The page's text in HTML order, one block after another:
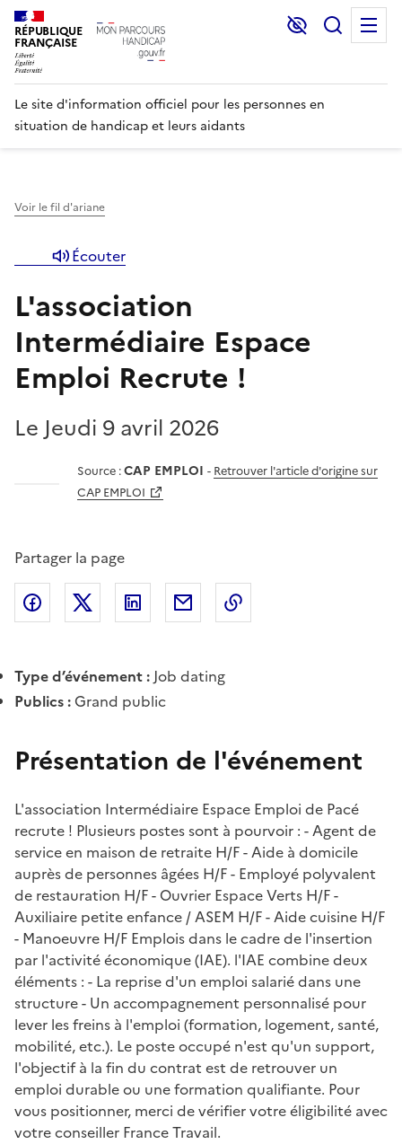
RÉPUBLIQUE
FRANÇAISE
Lecture et
Le site d'information officiel pour les personnes en
situation de handicap et leurs aidants
Voir le fil d'ariane
Écouter
L'association
Intermédiaire Espace
Emploi Recrute !
Le Jeudi 9 avril 2026
Source :CAP EMPLOI - Retrouver l'article d'origine sur
CAP EMPLOI
Partager la page
Partager l'article surFacebook
Partager l'article sur X (anciennement
Partager l'article sur
Partager l'article par courriel
Type d’événement : Job dating
Publics :Grand public
Présentation de l'événement
L'association Intermédiaire Espace Emploi de Pacé
recrute ! Plusieurs postes sont à pourvoir : - Agent de
service en maison de retraite H/F - Aide à domicile
auprès de personnes âgées H/F - Employé polyvalent
de restauration H/F - Ouvrier Espace Verts H/F -
Auxiliaire petite enfance / ASEM H/F - Aide cuisine H/F
- Manoeuvre H/F Emplois dans le cadre de l'insertion
par l'activité économique (IAE). l'IAE combine deux
éléments : - La reprise d'un emploi salarié dans une
structure - Un accompagnement personnalisé pour
lever les freins à l'emploi (formation, logement, santé,
mobilité, etc.). Le poste occupé n'est qu'un support,
l'objectif à la fin du contrat est de retrouver un
emploi durable ou une formation qualifiante. Pour
vous positionner, merci de vérifier votre éligibilité avec
votre conseiller France Travail.